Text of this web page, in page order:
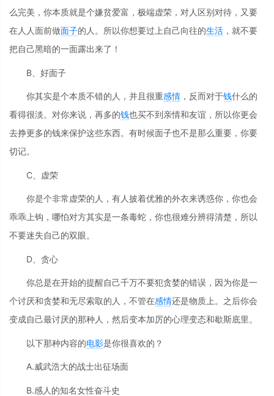
么完美，你本质就是个嫌贫爱富，极端虚荣，对人区别对待，又要
在人人面前做面子的人。所以你想要过上自己向往的生活 ，就不要
把自己黑暗的一面露出来了！
B、好面子
你其实是个本质不错的人，并且很重感情 ，反而对于钱什么的
看得很淡。对你来说，再多的钱也买不到亲情和友谊，所以你更会
去挣更多的钱来保护这些东西。有时候面子也不是那么重要，你要
切记。
C、虚荣
你是个非常虚荣的人，有人披着优雅的外衣来诱惑你，你也会
乖乖上钩，哪怕对方其实是一条毒蛇，你也很难分辨得清楚，所以
不要迷失自己的双眼。
D、贪心
你总是在开始的提醒自己千万不要犯贪婪的错误，因为你是一
个讨厌和贪婪和无尽索取的人，不管在感情还是物质上。之后你会
变成自己最讨厌的那种人，然后变本加厉的心理变态和歇斯底里。
以下那种内容的电影是你很喜欢的？
A.威武浩大的战士出征场面
B.感人的知名女性奋斗史